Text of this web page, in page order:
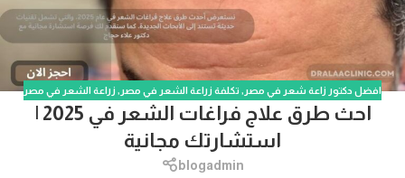
افضل دكتور زاعة شعر في مصر , تكلفة زراعة الشعر في مصر , زراعة الشعر في مصر
احث طرق علاج فراغات الشعر في 2025 |
استشارتك مجانية
blogadmin